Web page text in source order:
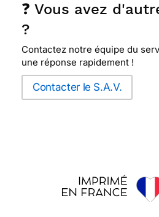
❓ Vous avez
?
Contactez notre équipe du
une réponse rapidement !
Contacter le S.A.V.